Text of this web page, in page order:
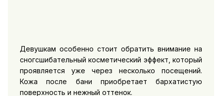
Девушкам особенно стоит обратить внимание на
сногсшибательный косметический эффект, который
проявляется уже через несколько посещений.
Кожа после бани приобретает бархатистую
поверхность и нежный оттенок.